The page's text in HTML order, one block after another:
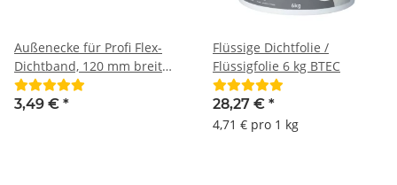
Außenecke für Profi Flex-
Dichtband, 120 mm breit
BTEC
3,49 € *
Flüssige Dichtfolie /
Flüssigfolie 6 kg BTEC
28,27 € *
4,71 € pro 1 kg